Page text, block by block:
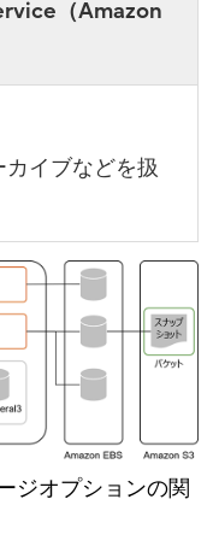
（Amazon
イブなどを扱
ジオプションの関